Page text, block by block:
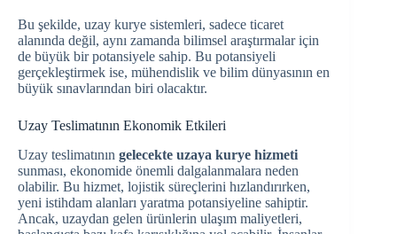
Bu şekilde, uzay kurye sistemleri, sadece ticaret
alanında değil, aynı zamanda bilimsel araştırmalar için
de büyük bir potansiyele sahip. Bu potansiyeli
gerçekleştirmek ise, mühendislik ve bilim dünyasının en
büyük sınavlarından biri olacaktır.
Uzay Teslimatının Ekonomik Etkileri
Uzay teslimatının gelecekte uzaya kurye hizmeti
sunması, ekonomide önemli dalgalanmalara neden
olabilir. Bu hizmet, lojistik süreçlerini hızlandırırken,
yeni istihdam alanları yaratma potansiyeline sahiptir.
Ancak, uzaydan gelen ürünlerin ulaşım maliyetleri,